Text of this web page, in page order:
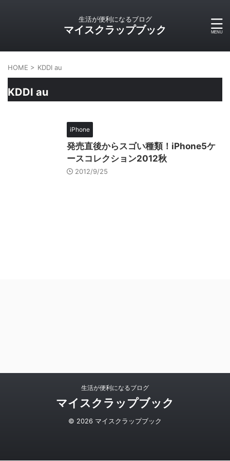
生活が便利になるブログ
マイスクラップブック
HOME > KDDI au
KDDI au
iPhone
発売直後からスゴい種類！iPhone5ケ
ースコレクション2012秋
2012/9/25
生活が便利になるブログ
マイスクラップブック
© 2026 マイスクラップブック